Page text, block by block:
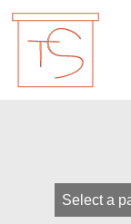
Inhalt